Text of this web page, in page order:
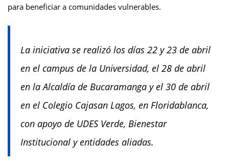
para beneficiar a comunidades vulnerables.
La iniciativa se realizó los días 22 y 23 de abril
en el campus de la Universidad, el 28 de abril
en la Alcaldía de Bucaramanga y el 30 de abril
en el Colegio Cajasan Lagos, en Floridablanca,
con apoyo de UDES Verde, Bienestar
Institucional y entidades aliadas.